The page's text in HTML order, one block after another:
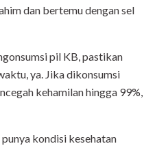
dan bertemu dengan sel
pil KB, pastikan
ya. Jika dikonsumsi
kehamilan hingga 99%,
kondisi kesehatan